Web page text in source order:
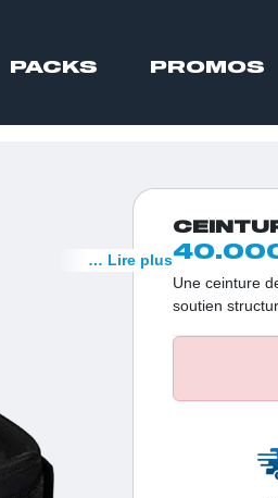
PACKS PROMOS
Une ceinture
soutien
sur le bas du
… Lire plus